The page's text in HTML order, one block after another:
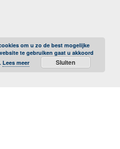
om u zo de best mogelijke
te gebruiken gaat u akkoord
Lees meer Sluiten